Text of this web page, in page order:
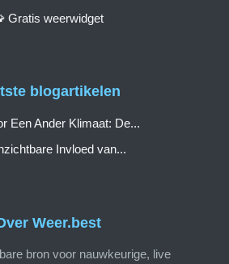
Weer.best
bron voor nauwkeurige, live
Gratis weerwidget
blogartikelen
Een Ander Klimaat: De...
Invloed van...